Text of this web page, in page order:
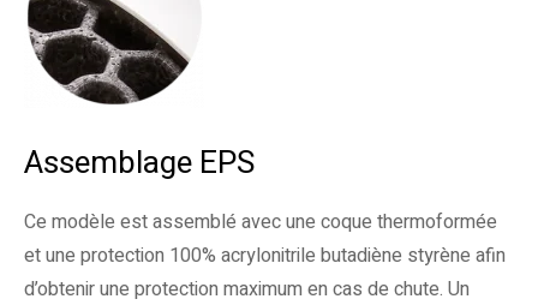
Assemblage EPS
Ce modèle est assemblé avec une coque thermoformée
et une protection 100% acrylonitrile butadiène styrène afin
d’obtenir une protection maximum en cas de chute. Un